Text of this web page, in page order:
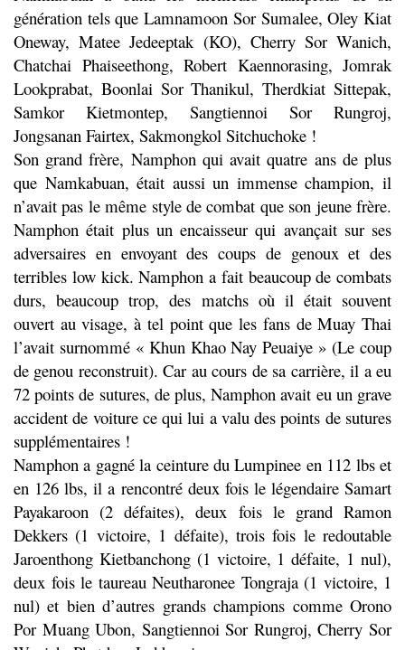
génération tels que Lamnamoon Sor Sumalee, Oley Kiat
Oneway, Matee Jedeeptak (KO), Cherry Sor Wanich,
Chatchai Phaiseethong, Robert Kaennorasing, Jomrak
Lookprabat, Boonlai Sor Thanikul, Therdkiat Sittepak,
Samkor Kietmontep, Sangtiennoi Sor Rungroj,
Jongsanan Fairtex, Sakmongkol Sitchuchoke !
Son grand frère, Namphon qui avait quatre ans de plus
que Namkabuan, était aussi un immense champion, il
n’avait pas le même style de combat que son jeune frère.
Namphon était plus un encaisseur qui avançait sur ses
adversaires en envoyant des coups de genoux et des
terribles low kick. Namphon a fait beaucoup de combats
durs, beaucoup trop, des matchs où il était souvent
ouvert au visage, à tel point que les fans de Muay Thai
l’avait surnommé « Khun Khao Nay Peuaiye » (Le coup
de genou reconstruit). Car au cours de sa carrière, il a eu
72 points de sutures, de plus, Namphon avait eu un grave
accident de voiture ce qui lui a valu des points de sutures
supplémentaires !
Namphon a gagné la ceinture du Lumpinee en 112 lbs et
en 126 lbs, il a rencontré deux fois le légendaire Samart
Payakaroon (2 défaites), deux fois le grand Ramon
Dekkers (1 victoire, 1 défaite), trois fois le redoutable
Jaroenthong Kietbanchong (1 victoire, 1 défaite, 1 nul),
deux fois le taureau Neutharonee Tongraja (1 victoire, 1
nul) et bien d’autres grands champions comme Orono
Por Muang Ubon, Sangtiennoi Sor Rungroj, Cherry Sor